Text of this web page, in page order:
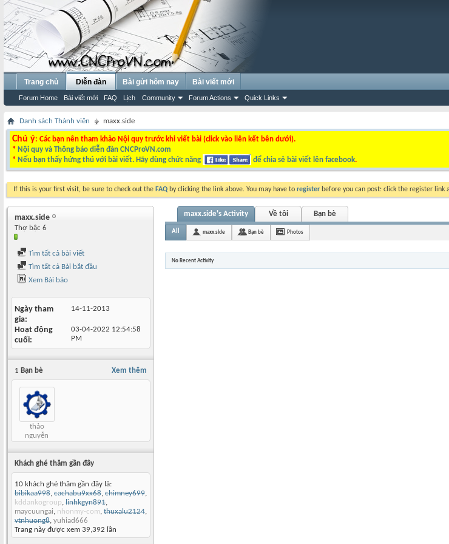
Trang chủ Diễn đàn
Forum Home Bài viết mới FAQ Lịch Community Forum Actions Quick Links
Bài gửi hôm nay Bài viết mới
Danh sách Thành viên maxx.side
Chú ý: Các bạn nên tham khảo Nội quy trước khi viết bài (click vào liên kết bên dưới).
* Nội quy và Thông báo diễn đàn CNCProVN.com
* Nếu bạn thấy hứng thú với bài viết. Hãy dùng chức năng để chia sẻ bài viết lên facebook.
If this is your first visit, be sure to check out the FAQ by clicking the link above. You may have to register before you can post: click the register
maxx.side
Thợ bậc 6
Tìm tất cả bài viết
Tìm tất cả Bài bắt đầu
Xem Bài báo
Ngày tham
gia
14-11-2013
Hoạt động
cuối
03-04-2022 12:54:58
PM
Xem thêm
1 Bạn bè
thảo
nguyễn
Khách ghé thăm gần đây
10 khách ghé thăm gần đây là:
bibikaa998, cachabu9xx68, chimney699,
kddankogroup, linhkgyn891,
maycuungai, nhonmy-com, thuxalu2124,
vtnhuong8, yuhiad666
Trang này được xem 39,392 lần
maxx.side's Activity Về tôi Bạn bè
All maxx.side Bạn bè Photos
No Recent Activity